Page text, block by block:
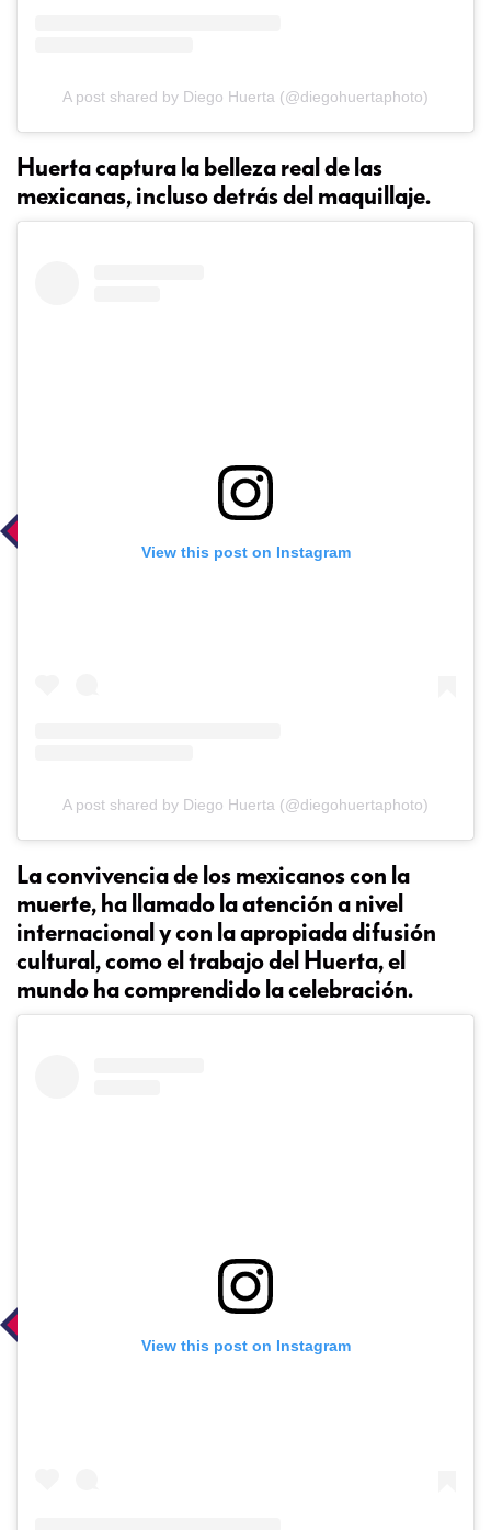
A post shared by Diego Huerta (@diegohuertaphoto)
Huerta captura la belleza real de las
mexicanas, incluso detrás del maquillaje.
View this post on Instagram
A post shared by Diego Huerta (@diegohuertaphoto)
La convivencia de los mexicanos con la
muerte, ha llamado la atención a nivel
internacional y con la apropiada difusión
cultural, como el trabajo del Huerta, el
mundo ha comprendido la celebración.
View this post on Instagram